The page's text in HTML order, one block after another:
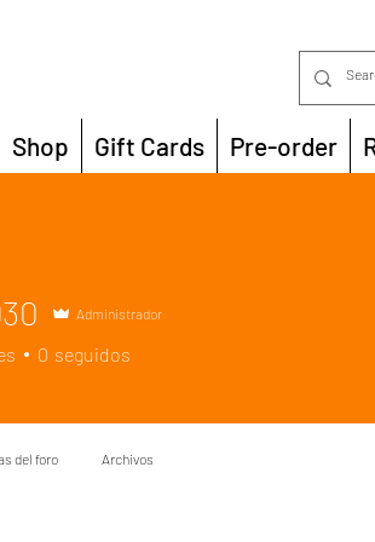
Shop Gift Cards Pre-order
Administrador
0 seguidos
del foro Archivos